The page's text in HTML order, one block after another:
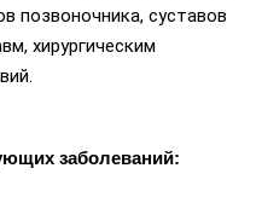
позвоночника, суставов
хирургическим
заболеваний: